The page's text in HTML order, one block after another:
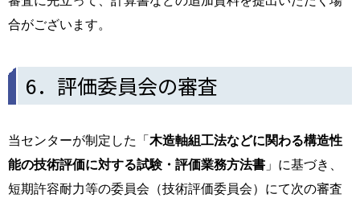
合がございます。
6．評価委員会の審査
当センターが制定した「木造軸組工法などに関わる構造性
能の技術評価に対する試験・評価業務方法書 」に基づき、
短期許容耐力等の委員会（技術評価委員会）にて次の審査